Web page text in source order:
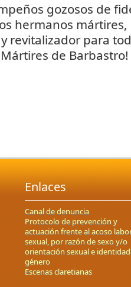
gozosos de
hermanos
revitalizador para
de Barbastro!
Enlaces
Canal de denuncia
Protocolo de prevención y
actuación frente al acoso
sexual, por razón de sexo y/o
orientación sexual e
género
Escenas claretianas